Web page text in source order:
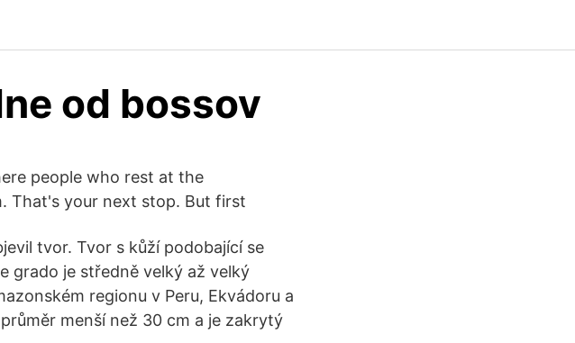
od bossov
people who rest at the
That's your next stop. But first
tvor. Tvor s kůží podobající se
grado je středně velký až velký
regionu v Peru, Ekvádoru a
menší než 30 cm a je zakrytý